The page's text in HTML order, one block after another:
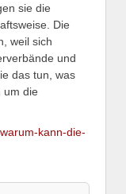
sie die
Die
weil sich
und
das tun, was
um die
kann-die-